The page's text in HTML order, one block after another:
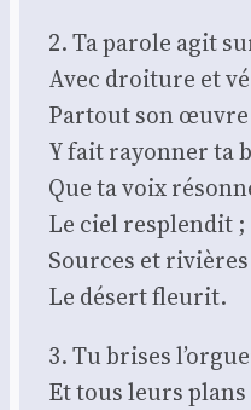
2. Ta parole agit
Avec droi­ture et
Par­tout son
Y fait rayon­ner ta
Que ta voix
Le ciel res­plen­dit ;
Sources et
Le désert fleu­rit.
3. Tu brises
Et tous leurs